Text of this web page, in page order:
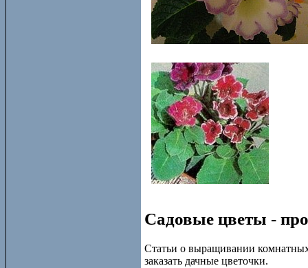
Садовые цветы -
Статьи о выращивании
заказать дачные цветочки.